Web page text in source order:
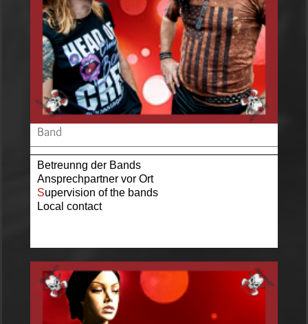
Band
Betreunng der Bands
Ansprechpartner vor Ort
Supervision of the bands
Local contact